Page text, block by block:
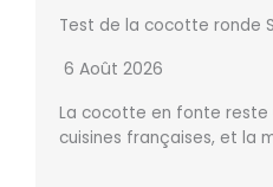
Test de la cocotte ronde
6 Août 2026
La cocotte en fonte reste
cuisines françaises, et la